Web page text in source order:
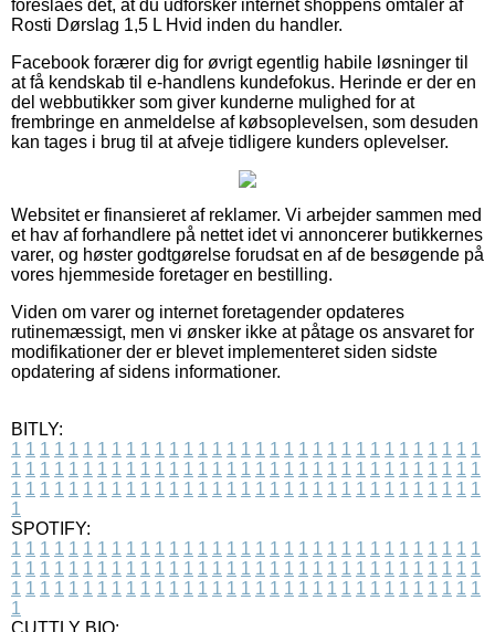
foreslåes det, at du udforsker internet shoppens omtaler af
Rosti Dørslag 1,5 L Hvid inden du handler.
Facebook forærer dig for øvrigt egentlig habile løsninger til
at få kendskab til e-handlens kundefokus. Herinde er der en
del webbutikker som giver kunderne mulighed for at
frembringe en anmeldelse af købsoplevelsen, som desuden
kan tages i brug til at afveje tidligere kunders oplevelser.
Websitet er finansieret af reklamer. Vi arbejder sammen med
et hav af forhandlere på nettet idet vi annoncerer butikkernes
varer, og høster godtgørelse forudsat en af de besøgende på
vores hjemmeside foretager en bestilling.
Viden om varer og internet foretagender opdateres
rutinemæssigt, men vi ønsker ikke at påtage os ansvaret for
modifikationer der er blevet implementeret siden sidste
opdatering af sidens informationer.
BITLY:
1 1 1 1 1 1 1 1 1 1 1 1 1 1 1 1 1 1 1 1 1 1 1 1 1 1 1 1 1 1 1 1 1
1 1 1 1 1 1 1 1 1 1 1 1 1 1 1 1 1 1 1 1 1 1 1 1 1 1 1 1 1 1 1 1 1
1 1 1 1 1 1 1 1 1 1 1 1 1 1 1 1 1 1 1 1 1 1 1 1 1 1 1 1 1 1 1 1 1
1
SPOTIFY:
1 1 1 1 1 1 1 1 1 1 1 1 1 1 1 1 1 1 1 1 1 1 1 1 1 1 1 1 1 1 1 1 1
1 1 1 1 1 1 1 1 1 1 1 1 1 1 1 1 1 1 1 1 1 1 1 1 1 1 1 1 1 1 1 1 1
1 1 1 1 1 1 1 1 1 1 1 1 1 1 1 1 1 1 1 1 1 1 1 1 1 1 1 1 1 1 1 1 1
1
CUTTLY BIO: